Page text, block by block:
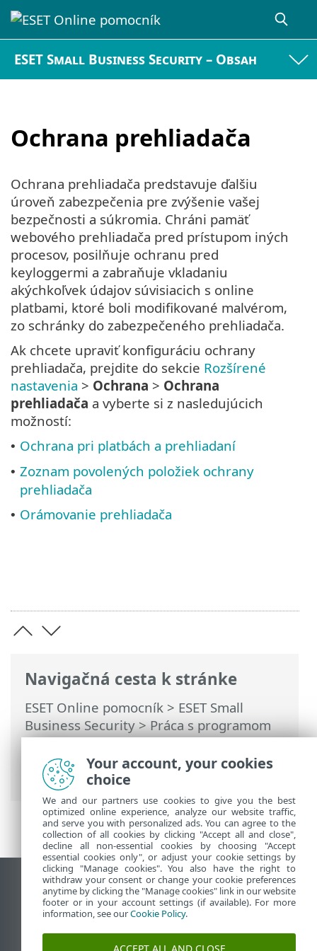
ESET Small Business Security – Obsah
Ochrana prehliadača
Navigačná cesta k stránke
ESET Online pomocník > ESET Small
Business Security>Práca s programom
ESET Small Business Security>Rozšírené
nastavenia>Ochrana> Ochrana
prehliadača
Ochrana prehliadača predstavuje ďalšiu
úroveň zabezpečenia pre zvýšenie vašej
bezpečnosti a súkromia. Chráni pamäť
webového prehliadača pred prístupom iných
procesov, posilňuje ochranu pred
keyloggermi a zabraňuje vkladaniu
akýchkoľvek údajov súvisiacich s online
platbami, ktoré boli modifikované malvérom,
zo schránky do zabezpečeného prehliadača.
Ak chcete upraviť konfiguráciu ochrany
prehliadača, prejdite do sekcie Rozšírené
nastavenia > Ochrana > Ochrana
prehliadača a vyberte si z nasledujúcich
možností:
• Ochrana pri platbách a prehliadaní
• Zoznam povolených položiek ochrany
prehliadača
• Orámovanie prehliadača
Zobraziť stránku ako na počítači
End of Life
Databáza znalostí ESET
ESET Fórum
Your account, your cookies
choice
We and our partners use cookies to give you the best
optimized online experience, analyze our website traffic,
and serve you with personalized ads. You can agree to the
collection of all cookies by clicking "Accept all and close",
decline all non-essential cookies by choosing "Accept
essential cookies only", or adjust your cookie settings by
clicking "Manage cookies". You also have the right to
withdraw your consent or change your cookie preferences
anytime by clicking the "Manage cookies" link in our website
footer or in your account settings (if available). For more
information, see ourCookie Policy.